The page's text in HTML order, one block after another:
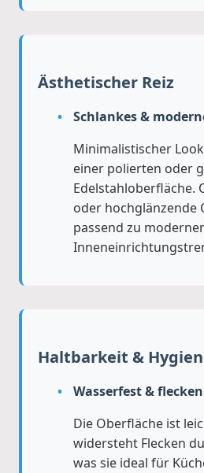
Ästhetischer Reiz
Schlankes &
Minimalistischer
einer polierten oder
Edelstahloberfläche.
oder hochglänzende
passend zu
Haltbarkeit &
Wasserfest &
Die Oberfläche ist
widersteht Flecken
was sie ideal für